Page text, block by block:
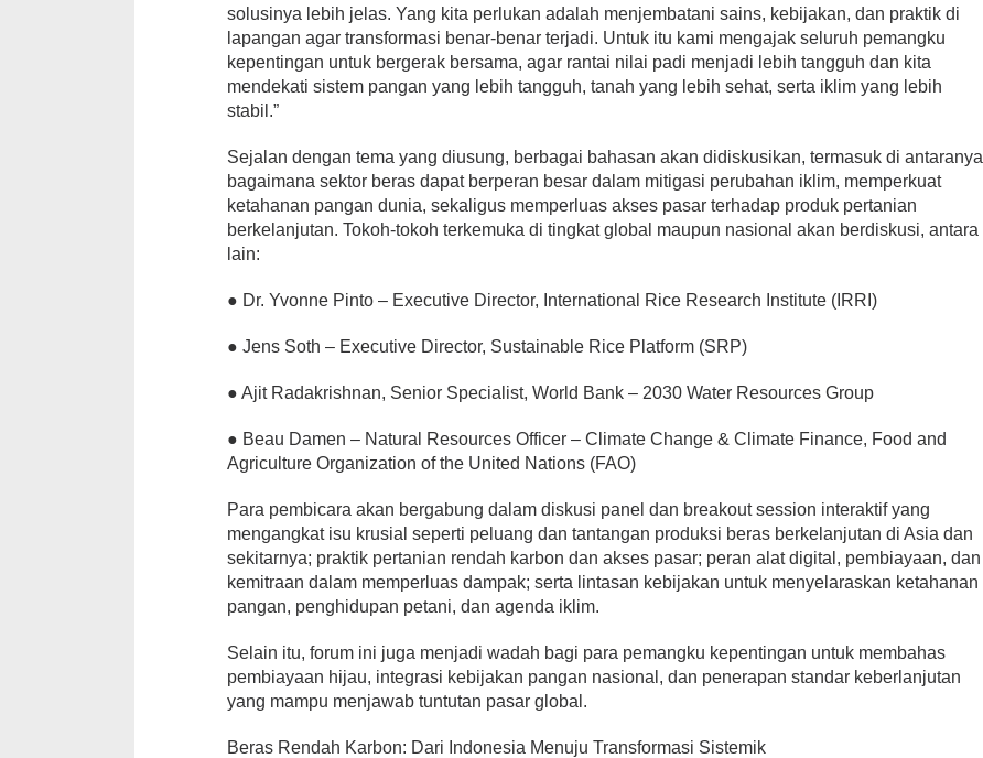
solusinya lebih jelas. Yang kita perlukan adalah menjembatani sains, kebijakan, dan praktik di
lapangan agar transformasi benar-benar terjadi. Untuk itu kami mengajak seluruh pemangku
kepentingan untuk bergerak bersama, agar rantai nilai padi menjadi lebih tangguh dan kita
mendekati sistem pangan yang lebih tangguh, tanah yang lebih sehat, serta iklim yang lebih
stabil.”
Sejalan dengan tema yang diusung, berbagai bahasan akan didiskusikan, termasuk di antaranya
bagaimana sektor beras dapat berperan besar dalam mitigasi perubahan iklim, memperkuat
ketahanan pangan dunia, sekaligus memperluas akses pasar terhadap produk pertanian
berkelanjutan. Tokoh-tokoh terkemuka di tingkat global maupun nasional akan berdiskusi, antara
lain:
● Dr. Yvonne Pinto – Executive Director, International Rice Research Institute (IRRI)
● Jens Soth – Executive Director, Sustainable Rice Platform (SRP)
● Ajit Radakrishnan, Senior Specialist, World Bank – 2030 Water Resources Group
● Beau Damen – Natural Resources Officer – Climate Change & Climate Finance, Food and
Agriculture Organization of the United Nations (FAO)
Para pembicara akan bergabung dalam diskusi panel dan breakout session interaktif yang
mengangkat isu krusial seperti peluang dan tantangan produksi beras berkelanjutan di Asia dan
sekitarnya; praktik pertanian rendah karbon dan akses pasar; peran alat digital, pembiayaan, dan
kemitraan dalam memperluas dampak; serta lintasan kebijakan untuk menyelaraskan ketahanan
pangan, penghidupan petani, dan agenda iklim.
Selain itu, forum ini juga menjadi wadah bagi para pemangku kepentingan untuk membahas
pembiayaan hijau, integrasi kebijakan pangan nasional, dan penerapan standar keberlanjutan
yang mampu menjawab tuntutan pasar global.
Beras Rendah Karbon: Dari Indonesia Menuju Transformasi Sistemik